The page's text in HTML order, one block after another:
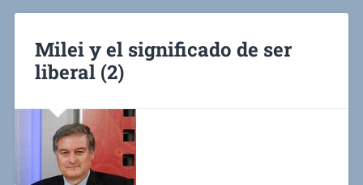
Milei y el significado de ser
liberal (2)